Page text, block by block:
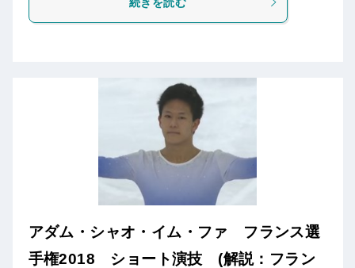
アダム・シャオ・イム・ファ フランス選
手権2018 ショート演技 (解説：フラン